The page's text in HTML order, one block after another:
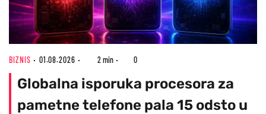
BIZNIS 01.08.2026 2 min 0
Globalna isporuka procesora za
pametne telefone pala 15 odsto u